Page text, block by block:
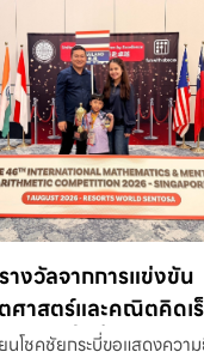
างวัลจากการแข่งขัน
าสตร์และคณิตคิดเ
ชาติ ครั้งที่ 46 ประจำ
ยนโชคชัยกระบี่ขอแสดงควา